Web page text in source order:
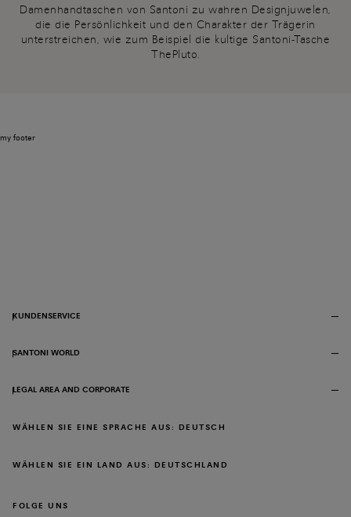
Damenhandtaschen von Santoni zu wahren Designjuwelen,
die die Persönlichkeit und den Charakter der Trägerin
unterstreichen, wie zum Beispiel die kultige Santoni-Tasche
ThePluto.
my footer
KUNDENSERVICE
SANTONI WORLD
LEGAL AREA AND CORPORATE
FOLGE UNS
WÄHLEN SIE EINE SPRACHE AUS: DEUTSCH
WÄHLEN SIE EIN LAND AUS: DEUTSCHLAND